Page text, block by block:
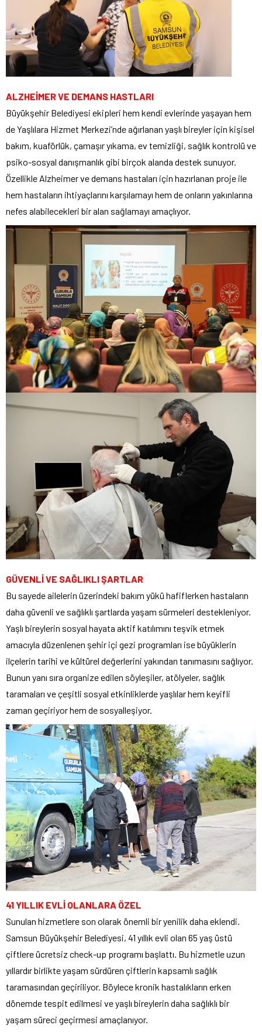
ALZHEİMER VE DEMANS HASTLARI
Büyükşehir Belediyesi ekipleri hem kendi evlerinde yaşayan hem
de Yaşlılara Hizmet Merkezi’nde ağırlanan yaşlı bireyler için kişisel
bakım, kuaförlük, çamaşır yıkama, ev temizliği, sağlık kontrolü ve
psiko-sosyal danışmanlık gibi birçok alanda destek sunuyor.
Özellikle Alzheimer ve demans hastaları için hazırlanan proje ile
hem hastaların ihtiyaçlarını karşılamayı hem de onların yakınlarına
nefes alabilecekleri bir alan sağlamayı amaçlıyor.
GÜVENLİ VE SAĞLIKLI ŞARTLAR
Bu sayede ailelerin üzerindeki bakım yükü hafiflerken hastaların
daha güvenli ve sağlıklı şartlarda yaşam sürmeleri destekleniyor.
Yaşlı bireylerin sosyal hayata aktif katılımını teşvik etmek
amacıyla düzenlenen şehir içi gezi programları ise büyüklerin
ilçelerin tarihi ve kültürel değerlerini yakından tanımasını sağlıyor.
Bunun yanı sıra organize edilen söyleşiler, atölyeler, sağlık
taramaları ve çeşitli sosyal etkinliklerde yaşlılar hem keyifli
zaman geçiriyor hem de sosyalleşiyor.
41 YILLIK EVLİ OLANLARA ÖZEL
Sunulan hizmetlere son olarak önemli bir yenilik daha eklendi.
Samsun Büyükşehir Belediyesi, 41 yıllık evli olan 65 yaş üstü
çiftlere ücretsiz check-up programı başlattı. Bu hizmetle uzun
yıllardır birlikte yaşam sürdüren çiftlerin kapsamlı sağlık
taramasından geçiriliyor. Böylece kronik hastalıkların erken
dönemde tespit edilmesi ve yaşlı bireylerin daha sağlıklı bir
yaşam süreci geçirmesi amaçlanıyor.